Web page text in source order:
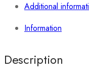
Additional
Information
Description